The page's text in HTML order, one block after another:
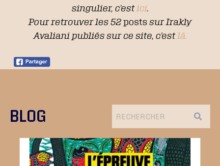
singulier, c’est ici.
Pour retrouver les 52 posts sur Irakly
Avaliani publiés sur ce site, c’est là.
BLOG